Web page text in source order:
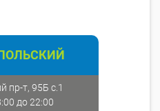
пр-т, 95Б с.1
до 22:00